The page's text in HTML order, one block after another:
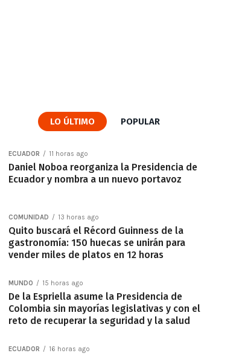
LO ÚLTIMO POPULAR
ECUADOR 11 horas ago
Daniel Noboa reorganiza la Presidencia de
Ecuador y nombra a un nuevo portavoz
COMUNIDAD 13 horas ago
Quito buscará el Récord Guinness de la
gastronomía: 150 huecas se unirán para
vender miles de platos en 12 horas
MUNDO 15 horas ago
De la Espriella asume la Presidencia de
Colombia sin mayorías legislativas y con el
reto de recuperar la seguridad y la salud
ECUADOR 16 horas ago